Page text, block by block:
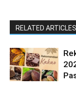
RELATED ARTICLES